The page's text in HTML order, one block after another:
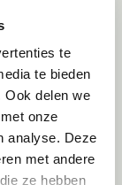
te
te bieden
Ook delen we
onze
analyse. Deze
met andere
ze hebben